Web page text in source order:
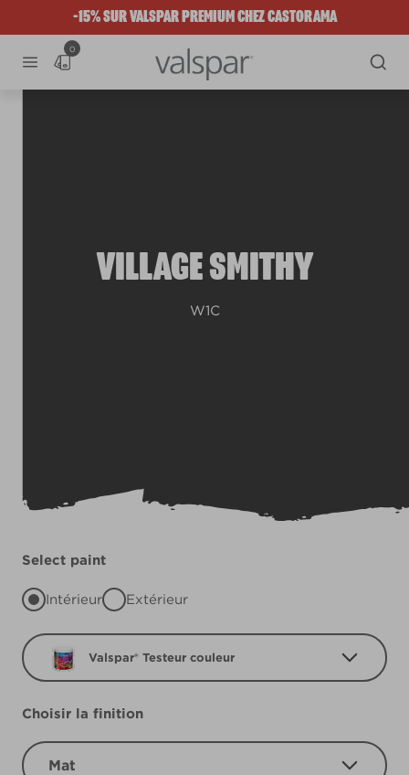
-15% SUR VALSPAR PREMIUM CHEZ CASTORAMA
0
VILLAGE SMITHY
W1C
Select paint
Intérieur Extérieur
Valspar® Testeur couleur
Choisir la finition
Mat